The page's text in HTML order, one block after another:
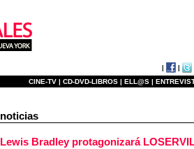
CINE-TV | CD-DVD-LIBROS | ELL@S |
noticias
Lewis Bradley protagonizará